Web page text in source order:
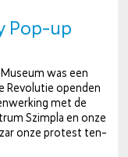
Pop-up
was een
Revolutie openden
met de
Szimpla en onze
onze protest ten­